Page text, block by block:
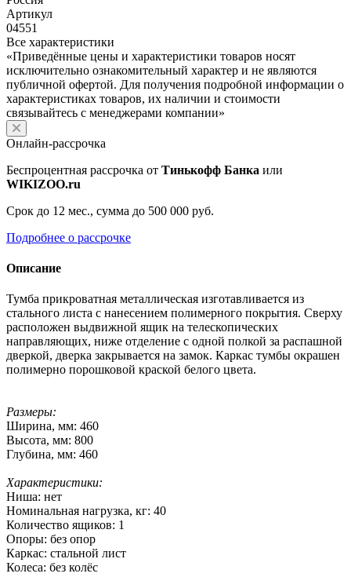
Артикул
04551
Все характеристики
«Приведённые цены и характеристики товаров носят
исключительно ознакомительный характер и не являются
публичной офертой. Для получения подробной информации о
характеристиках товаров, их наличии и стоимости
связывайтесь с менеджерами компании»
Онлайн-рассрочка
Беспроцентная рассрочка от Тинькофф Банка или
WIKIZOO.ru
Срок до 12 мес., сумма до 500 000 руб.
Подробнее о рассрочке
Описание
Тумба прикроватная металлическая изготавливается из
стального листа с нанесением полимерного покрытия. Сверху
расположен выдвижной ящик на телескопических
направляющих, ниже отделение с одной полкой за распашной
дверкой, дверка закрывается на замок. Каркас тумбы окрашен
полимерно порошковой краской белого цвета.
Размеры:
Ширина, мм: 460
Высота, мм: 800
Глубина, мм: 460
Характеристики:
Ниша: нет
Номинальная нагрузка, кг: 40
Количество ящиков: 1
Опоры: без опор
Каркас: стальной лист
Колеса: без колёс